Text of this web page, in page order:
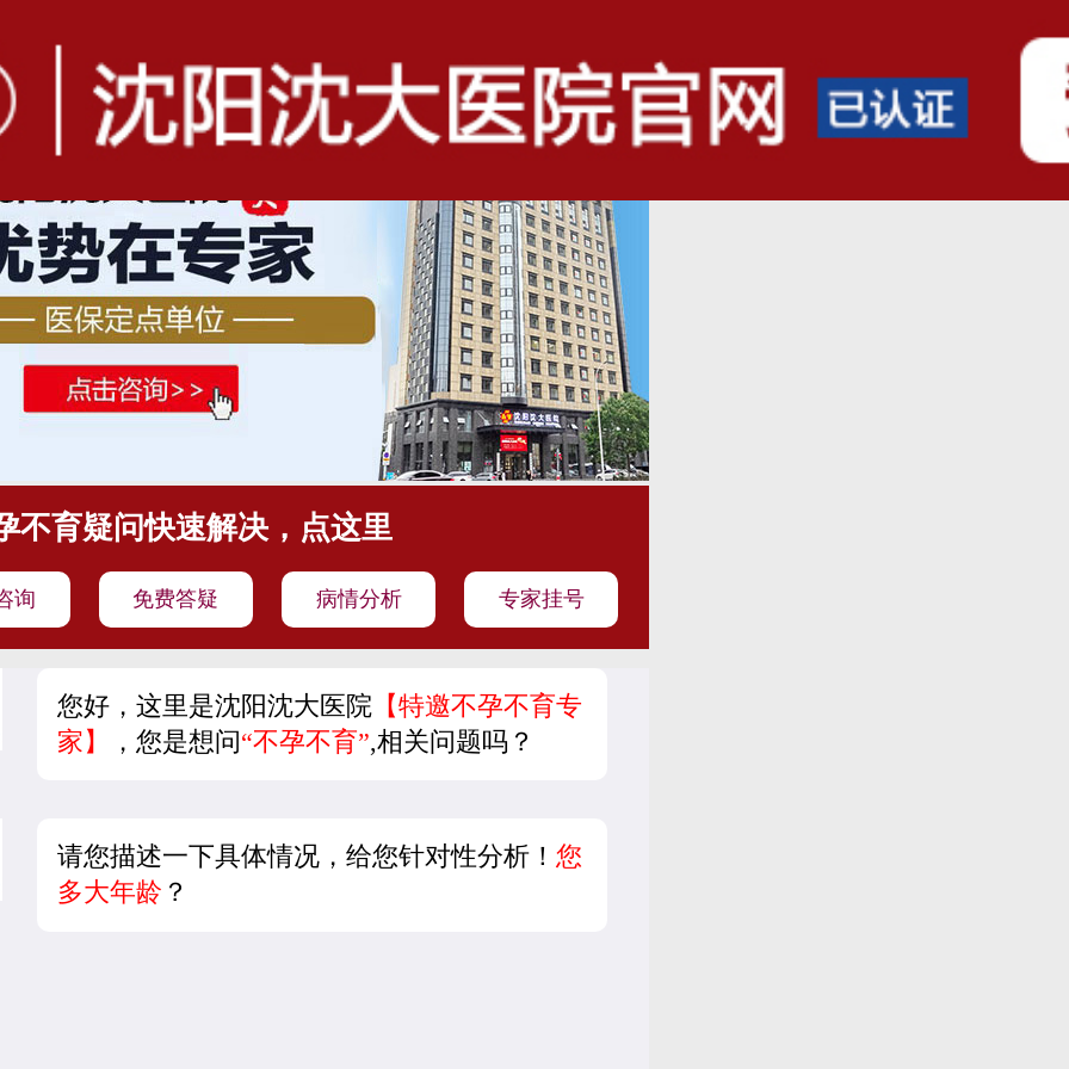
不育疑问快速解决，点这里
询 免费答疑 病情分析 专家挂号
您好，这里是沈阳沈大医院 【特邀不孕不育专
家】
，您是想问“不孕不育” ,相关问题吗？
请您描述一下具体情况，给您针对性分析！您
多大年龄 ？